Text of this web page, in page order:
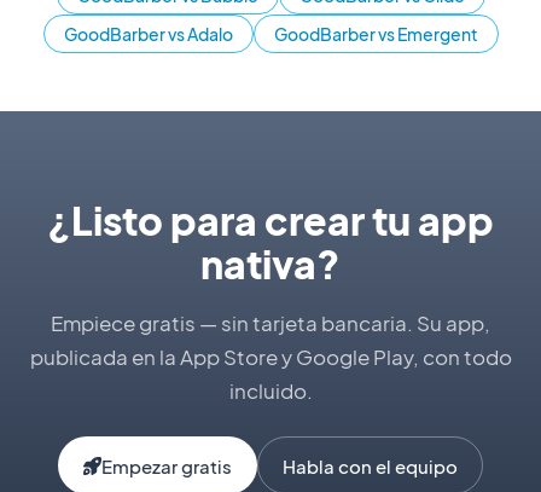
GoodBarber vs Adalo
GoodBarber vs Emergent
¿Listo para crear tu app
nativa?
Empiece gratis — sin tarjeta bancaria. Su app,
publicada en la App Store y Google Play, con todo
incluido.
Empezar gratis Habla con el equipo